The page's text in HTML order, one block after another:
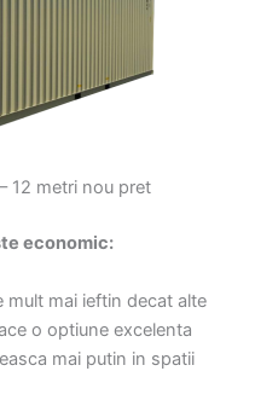
12 metri nou pret
economic:
mult mai ieftin decat alte
o optiune excelenta
mai putin in spatii